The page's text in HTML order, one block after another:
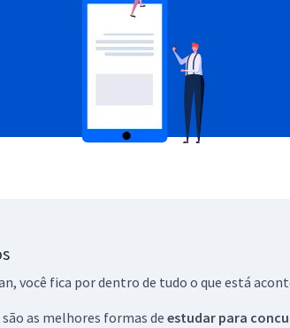
você fica por dentro de tudo o que está
são as melhores formas de estudar para